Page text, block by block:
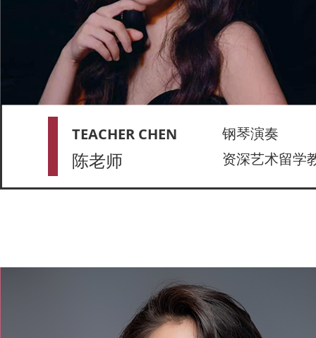
TEACHER CHEN
陈老师
钢琴演奏
资深艺术留学